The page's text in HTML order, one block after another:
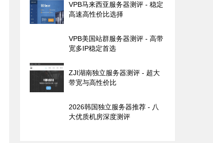
VPB马来西亚服务器测评 - 稳定
高速高性价比选择
VPB美国站群服务器测评 - 高带
宽多IP稳定首选
ZJI湖南独立服务器测评 - 超大
带宽与高性价比
2026韩国独立服务器推荐 - 八
大优质机房深度测评